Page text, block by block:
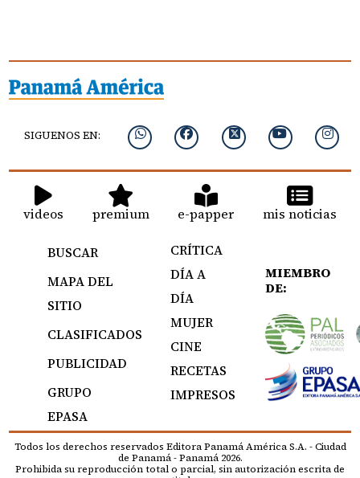
SIGUENOS EN:
videos premium e-papper mis noticias
BUSCAR
MAPA DEL
SITIO
CLASIFICADOS
PUBLICIDAD
GRUPO
EPASA
CRÍTICA
DÍA A
DÍA
MUJER
CINE
RECETAS
IMPRESOS
MIEMBRO
DE:
Todos los derechos reservados Editora Panamá América S.A. - Ciudad
de Panamá - Panamá 2026.
Prohibida su reproducción total o parcial, sin autorización escrita de